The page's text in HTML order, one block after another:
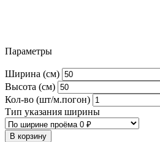
Параметры
Ширина (см)
Высота (см)
Кол-во (шт/м.погон)
Тип указания ширины
В корзину